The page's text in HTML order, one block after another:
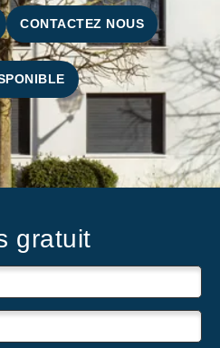
CONTACTEZ NOUS
gratuit